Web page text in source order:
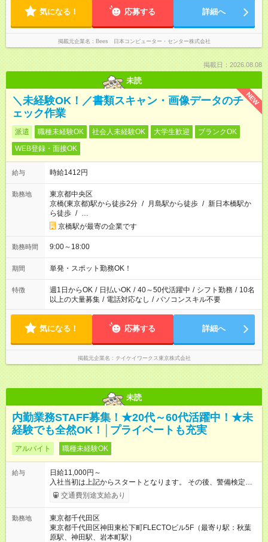
気になる！ 応募する 詳細へ
掲載元企業名 Bees 日本コンピューター・センター株式会社
掲載日：2026.08.08
未読
NEW
＼未経験OK！／書類スキャン・画像データのチ
ェック作業
派遣 職種未経験OK 社会人未経験OK 大学生歓迎
ブランクOK
WEB登録・面接OK
給与 時給1412円
勤務地
東京都中央区
京橋(東京都)駅から徒歩2分 / 月島駅から徒歩 / 新日本橋駅か
ら徒歩 / …
京橋駅が最寄の企業です
勤務時間 9:00～18:00
期間 単発・スポット勤務OK！
特徴 週1日からOK / 日払いOK / 40～50代活躍中 / シフト勤務 / 10名
以上の大量募集 / 電話対応なし / パソコンスキル不要
気になる！ 応募する 詳細へ
掲載元企業名 テイケイワークス東京株式会社
未読
内勤業務STAFF募集！★20代～60代活躍中！★未
経験でも全然OK！│プライベートも充実
アルバイト 職種未経験OK
給与
日給11,000円～
入社当初は上記からスタートとなります。 その後、警備検定資
格取得・社内試験等により昇給や昇格（正社員採用含）があり
ます。 【試用期間】試用期間なし
交通費別途支給あり
勤務地
東京都千代田区
東京都千代田区神田東松下町FLECTOビル5F（最寄り駅：秋葉
原駅、神田駅、岩本町駅）